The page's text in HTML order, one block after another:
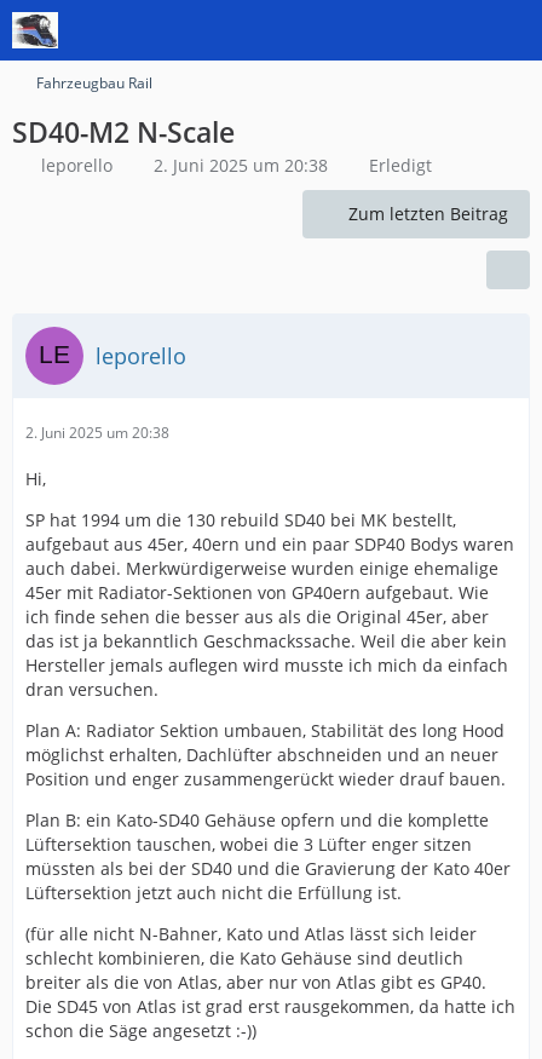
Fahrzeugbau Rail
SD40-M2 N-Scale
leporello 2. Juni 2025 um 20:38 Erledigt
Zum letzten Beitrag
leporello
2. Juni 2025 um 20:38
Hi,
SP hat 1994 um die 130 rebuild SD40 bei MK bestellt,
aufgebaut aus 45er, 40ern und ein paar SDP40 Bodys waren
auch dabei. Merkwürdigerweise wurden einige ehemalige
45er mit Radiator-Sektionen von GP40ern aufgebaut. Wie
ich finde sehen die besser aus als die Original 45er, aber
das ist ja bekanntlich Geschmackssache. Weil die aber kein
Hersteller jemals auflegen wird musste ich mich da einfach
dran versuchen.
Plan A: Radiator Sektion umbauen, Stabilität des long Hood
möglichst erhalten, Dachlüfter abschneiden und an neuer
Position und enger zusammengerückt wieder drauf bauen.
Plan B: ein Kato-SD40 Gehäuse opfern und die komplette
Lüftersektion tauschen, wobei die 3 Lüfter enger sitzen
müssten als bei der SD40 und die Gravierung der Kato 40er
Lüftersektion jetzt auch nicht die Erfüllung ist.
(für alle nicht N-Bahner, Kato und Atlas lässt sich leider
schlecht kombinieren, die Kato Gehäuse sind deutlich
breiter als die von Atlas, aber nur von Atlas gibt es GP40.
Die SD45 von Atlas ist grad erst rausgekommen, da hatte ich
schon die Säge angesetzt :-))